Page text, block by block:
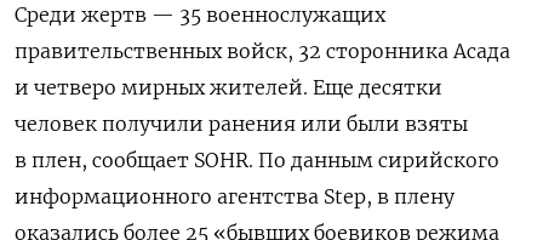
Среди жертв — 35 военнослужащих
правительственных войск, 32 сторонника Асада
и четверо мирных жителей. Еще десятки
человек получили ранения или были взяты
в плен, сообщает SOHR. По данным сирийского
информационного агентства Step, в плену
оказались более 25 «бывших боевиков режима